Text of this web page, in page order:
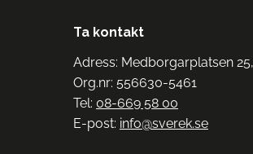
Ta kontakt
Adress: Medborgarplatsen
Org.nr: 556630-5461
Tel: 08-669 58 00
E-post: info@sverek.se